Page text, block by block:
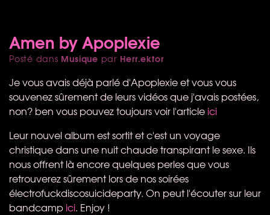
Amen by Apoplexie
Posté dans Musique par Herr.ektor
Je vous avais déjà parlé d'Apoplexie et vous vous
souvenez sûrement de leurs vidéos que j'avais postées,
non? ben vous pouvez toujours voir l'article ici
Leur nouvel album est sortit et c'est un voyage
christique dans une nuit chaude transpirant le sexe. Ils
nous offrent là encore quelques perles que vous
retrouverez sûrement lors de nos soirées
électrofuckdiscosuicideparty. On peut l'écouter sur leur
bandcamp ici. Enjoy !